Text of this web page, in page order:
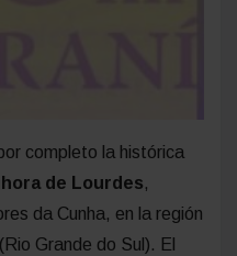
completo la histórica
de Lourdes,
da Cunha, en la región
Grande do Sul). El